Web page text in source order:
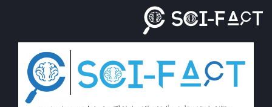
content